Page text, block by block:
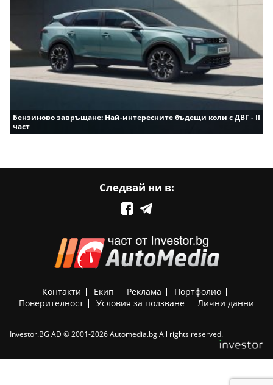
Бензиново завръщане: Най-интересните бъдещи коли с ДВГ - II
част
Следвай ни в:
Контакти Екип Реклама
Портфолио
Поверителност
Условия за ползване Лични данни
Investor.BG AD © 2001-2026 Automedia.bg All rights reserved.